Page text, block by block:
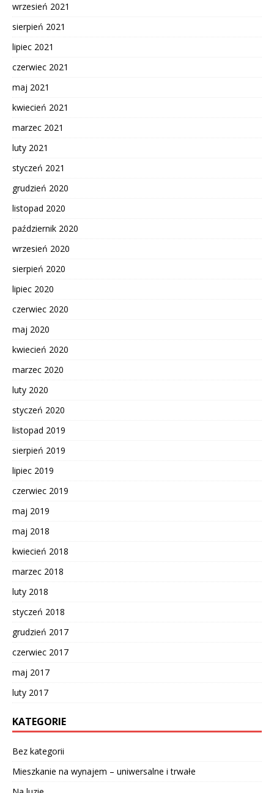
wrzesień 2021
sierpień 2021
lipiec 2021
czerwiec 2021
maj 2021
kwiecień 2021
marzec 2021
luty 2021
styczeń 2021
grudzień 2020
listopad 2020
październik 2020
wrzesień 2020
sierpień 2020
lipiec 2020
czerwiec 2020
maj 2020
kwiecień 2020
marzec 2020
luty 2020
styczeń 2020
listopad 2019
sierpień 2019
lipiec 2019
czerwiec 2019
maj 2019
maj 2018
kwiecień 2018
marzec 2018
luty 2018
styczeń 2018
grudzień 2017
czerwiec 2017
maj 2017
luty 2017
KATEGORIE
Bez kategorii
Mieszkanie na wynajem – uniwersalne i trwałe